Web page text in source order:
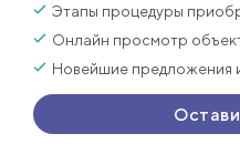
Этапы процедуры
Онлайн просмотр
Новейшие предложения